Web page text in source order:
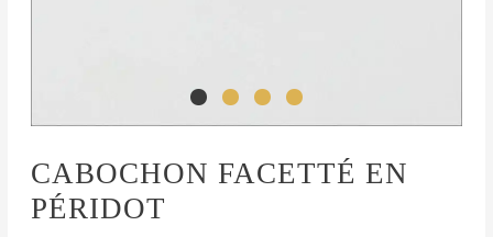
CABOCHON FACETTÉ EN
PÉRIDOT
quantité
de
Cabochon